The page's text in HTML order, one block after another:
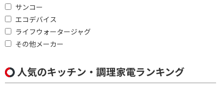
サンコー
エコデバイス
ライフウォータージャグ
その他メーカー
スチーム給水方式で絞り込む
タンク式
カップ式
発酵機能で絞り込む
人気のキッチン・調理家電ランキング